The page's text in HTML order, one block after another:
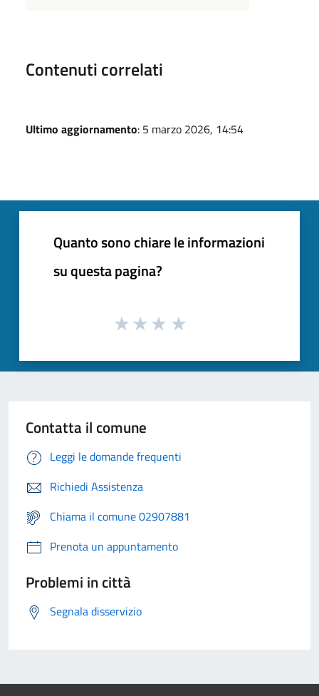
Contenuti correlati
Ultimo aggiornamento: 5 marzo 2026, 14:54
Quanto sono chiare le informazioni
su questa pagina?
Contatta il comune
Leggi le domande frequenti
Richiedi Assistenza
Chiama il comune 02907881
Prenota un appuntamento
Problemi in città
Segnala disservizio